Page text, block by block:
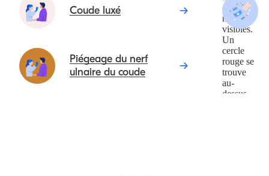
Coude luxé
Piégeage du nerf
ulnaire du coude